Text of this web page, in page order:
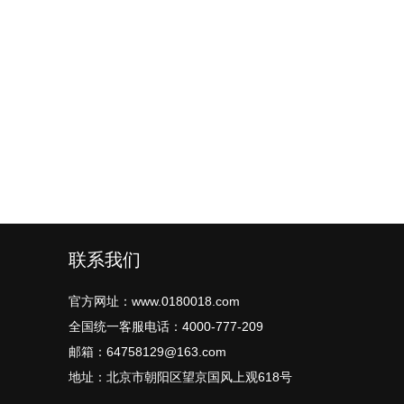
联系我们
官方网址：www.0180018.com
全国统一客服电话：4000-777-209
邮箱：64758129@163.com
地址：北京市朝阳区望京国风上观618号